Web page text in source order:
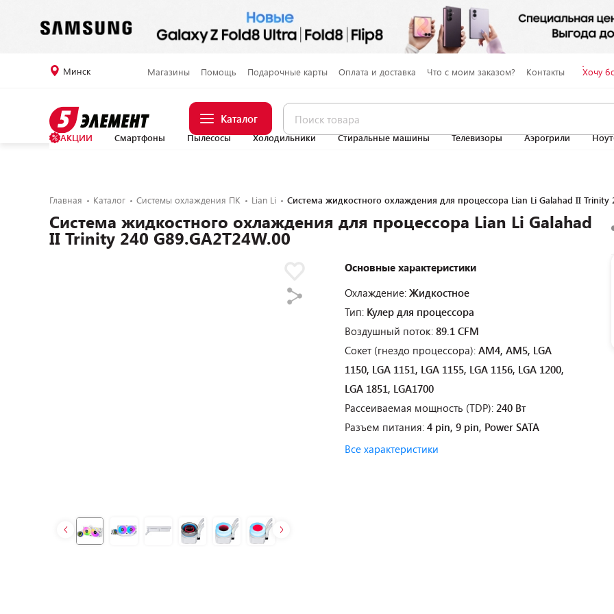
Минск Магазины Помощь Подарочные карты Оплата и доставка Что с моим заказом? Контакты Хочу
Каталог
АКЦИИ Смартфоны Пылесосы Холодильники Стиральные машины Телевизоры Аэрогрили
Главная Каталог Системы охлаждения ПК Lian Li Система жидкостного охлаждения для процессора Lian Li Galahad II Trinity
Система жидкостного охлаждения для процессора Lian Li Galahad
II Trinity 240 G89.GA2T24W.00
Основные характеристики
Охлаждение: Жидкостное
Тип: Кулер для процессора
Воздушный поток: 89.1 CFM
Сокет (гнездо процессора): AM4, AM5, LGA
1150, LGA 1151, LGA 1155, LGA 1156, LGA 1200,
LGA 1851, LGA1700
Рассеиваемая мощность (TDP): 240 Вт
Разъем питания: 4 pin, 9 pin, Power SATA
Все характеристики